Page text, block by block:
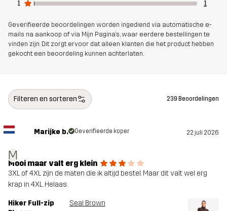
Ontworpen
voor
ALLROUND WANDELEN
1
1
Geverifieerde beoordelingen worden ingediend via automatische e-
mails na aankoop of via Mijn Pagina's, waar eerdere bestellingen te
vinden zijn. Dit zorgt ervoor dat alleen klanten die het product hebben
gekocht een beoordeling kunnen achterlaten.
Filteren en sorteren 239 Beoordelingen
M
Marijke b. Geverifieerde koper 22 juli 2026
Mooi maar valt erg klein
3XL of 4XL zijn de maten die ik altijd bestel. Maar dit valt wel erg
krap in 4XL. Helaas.
Hiker Full-zip
Seal Brown